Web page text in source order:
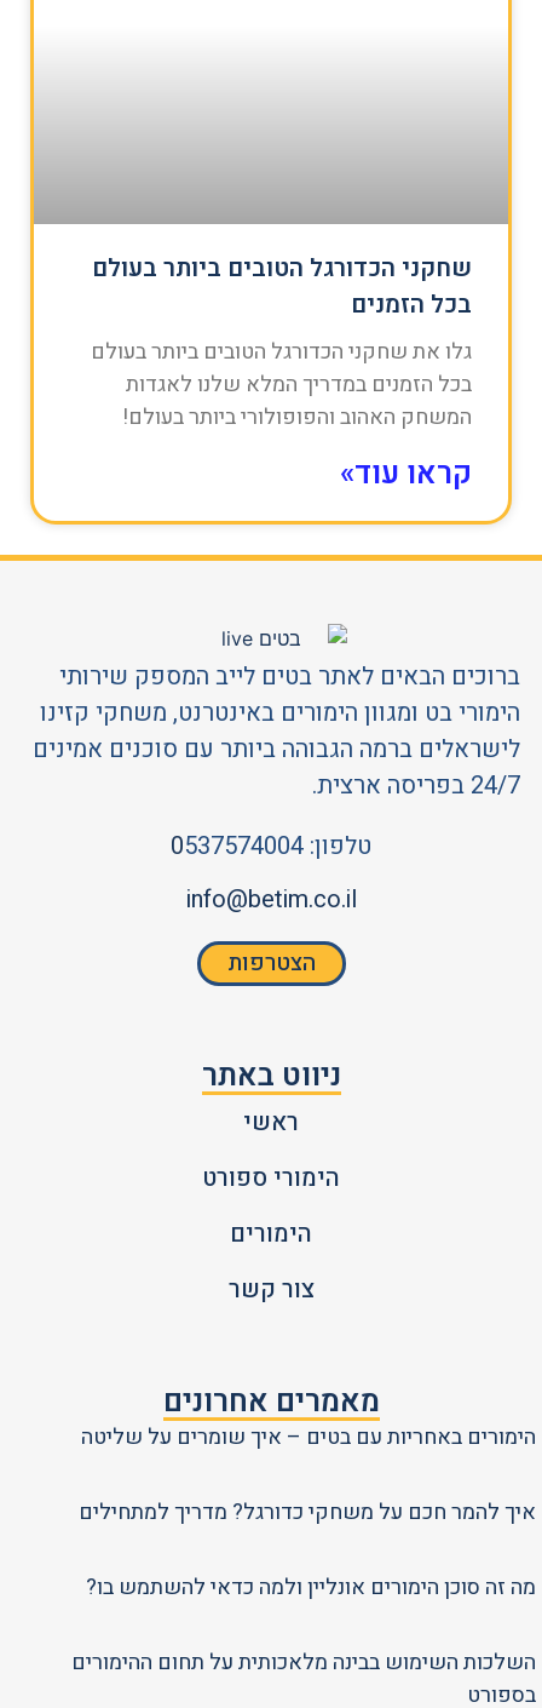
שחקני הכדורגל הטובים ביותר בעולם
בכל הזמנים
גלו את שחקני הכדורגל הטובים ביותר בעולם
בכל הזמנים במדריך המלא שלנו לאגדות
המשחק האהוב והפופולורי ביותר בעולם!
קראו עוד»
ברוכים הבאים לאתר בטים לייב המספק שירותי
הימורי בט ומגוון הימורים באינטרנט, משחקי קזינו
לישראלים ברמה הגבוהה ביותר עם סוכנים אמינים
24/7 בפריסה ארצית.
טלפון:
0537574004
info@betim.co.il
הצטרפות
ניווט באתר
ראשי
הימורי ספורט
הימורים
צור קשר
מאמרים אחרונים
הימורים באחריות עם בטים – איך שומרים על שליטה
איך להמר חכם על משחקי כדורגל? מדריך למתחילים
מה זה סוכן הימורים אונליין ולמה כדאי להשתמש בו?
השלכות השימוש בבינה מלאכותית על תחום ההימורים
בספורט